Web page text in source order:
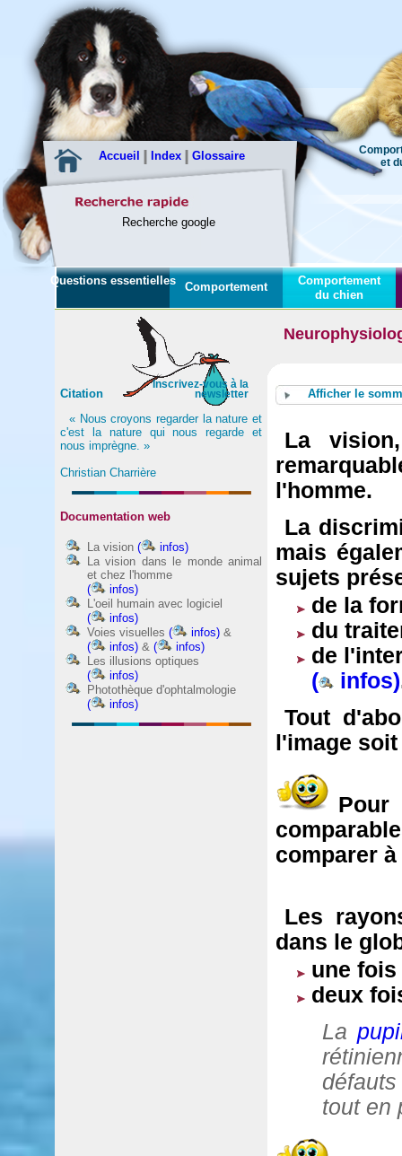
Accueil Index Glossaire
et du
Recherche google
Questions essentielles Comportement
Comportement
du chien
Citation
« Nous croyons regarder la nature et
c'est la nature qui nous regarde et
nous imprègne. »
Christian Charrière
Documentation web
La vision (
infos)
La vision dans le monde animal
et chez l'homme
(
infos)
L'oeil humain avec logiciel
(
infos)
Voies visuelles ( infos) &
(
infos) & (
infos)
Les illusions optiques
(
infos)
Photothèque d'ophtalmologie
(
infos)
Inscrivez-vous à la
newsletter Afficher le
La
l'homme.
La
mais
sujets
de la
du
de
(
infos)
Tout
l'image
Pour
comparer à
Les
dans le
une
deux
La
tout en